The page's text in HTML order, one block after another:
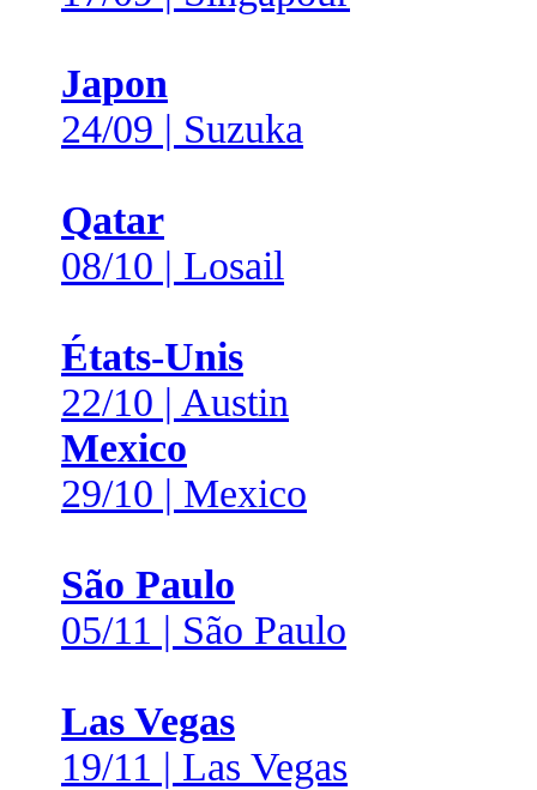
Japon
24/09 | Suzuka
Qatar
08/10 | Losail
États-Unis
22/10 | Austin
Mexico
29/10 | Mexico
São Paulo
05/11 | São Paulo
Las Vegas
19/11 | Las Vegas